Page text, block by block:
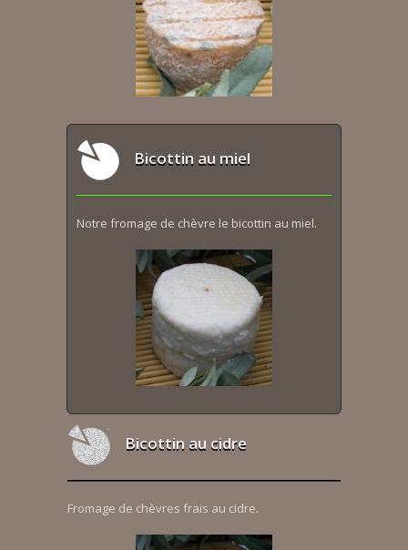
Bicottin au miel
Notre fromage de chèvre le bicottin au miel.
Bicottin au cidre
Fromage de chèvres frais au cidre.